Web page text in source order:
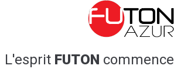
L'esprit FUTON commence